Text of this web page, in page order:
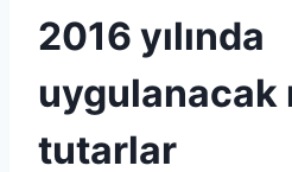
2016 yılında
uygulanacak
tutarlar